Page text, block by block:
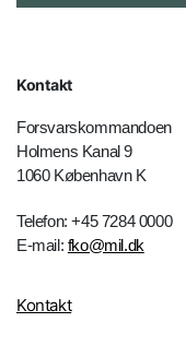
Kontakt
Forsvarskommandoen
Holmens Kanal 9
1060 København K
Telefon: +45 7284 0000
E-mail: fko@mil.dk
Kontakt